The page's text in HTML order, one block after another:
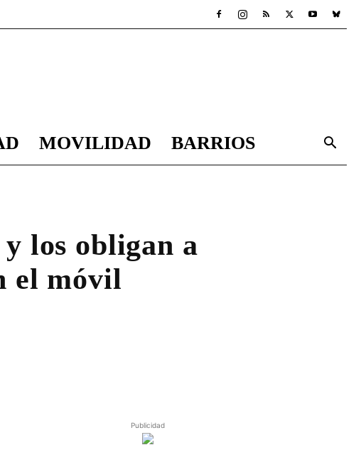
MOVILIDAD BARRIOS
los obligan a
el móvil
Publicidad